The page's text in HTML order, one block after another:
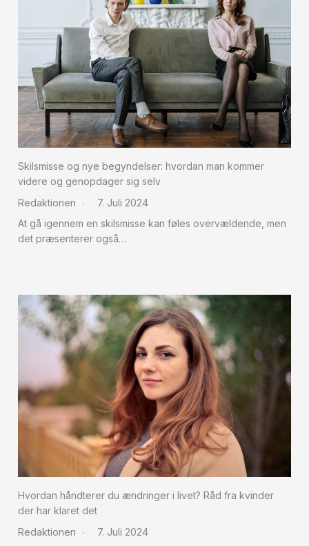
Skilsmisse og nye begyndelser: hvordan man kommer
videre og genopdager sig selv
Redaktionen
7. Juli 2024
At gå igennem en skilsmisse kan føles overvældende, men
det præsenterer også…
Hvordan håndterer du ændringer i livet? Råd fra kvinder
der har klaret det
Redaktionen
7. Juli 2024